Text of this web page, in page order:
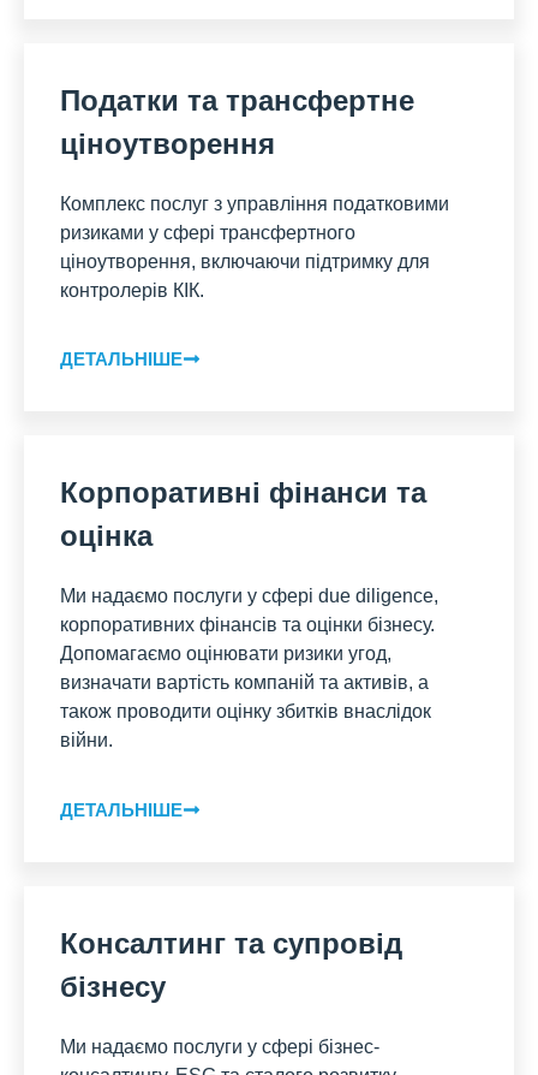
Податки та трансфертне
ціноутворення
Комплекс послуг з управління податковими
ризиками у сфері трансфертного
ціноутворення, включаючи підтримку для
контролерів КІК.
ДЕТАЛЬНІШЕ
Корпоративні фінанси та
оцінка
Ми надаємо послуги у сфері due diligence,
корпоративних фінансів та оцінки бізнесу.
Допомагаємо оцінювати ризики угод,
визначати вартість компаній та активів, а
також проводити оцінку збитків внаслідок
війни.
ДЕТАЛЬНІШЕ
Консалтинг та супровід
бізнесу
Ми надаємо послуги у сфері бізнес-